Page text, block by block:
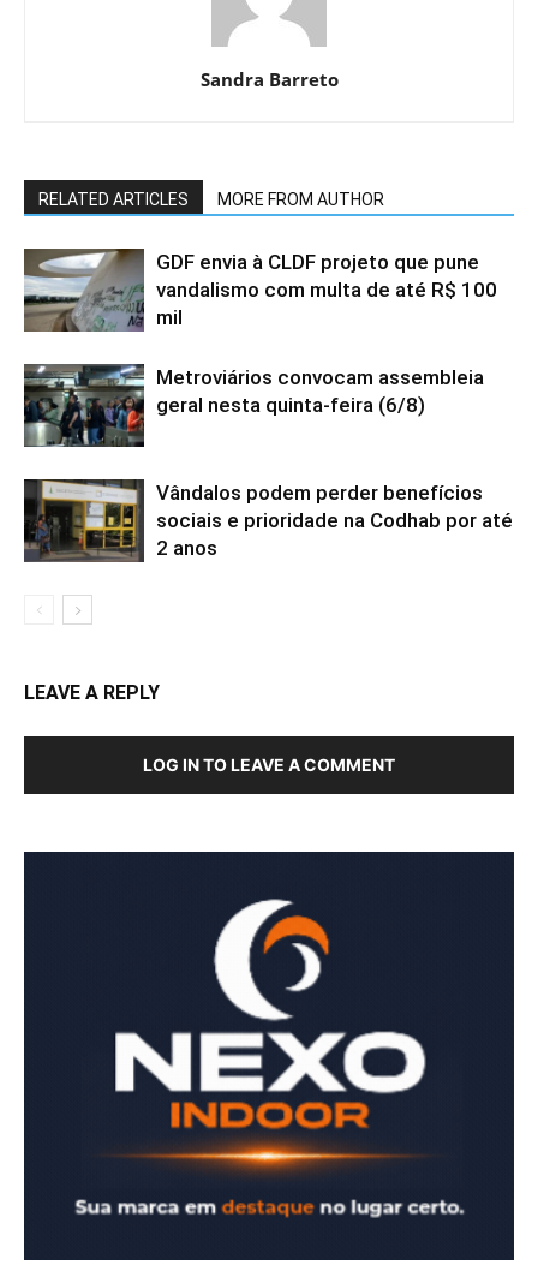
Sandra Barreto
RELATED ARTICLES MORE FROM AUTHOR
GDF envia à CLDF projeto que pune
vandalismo com multa de até R$ 100
mil
Metroviários convocam assembleia
geral nesta quinta-feira (6/8)
Vândalos podem perder benefícios
sociais e prioridade na Codhab por até
2 anos
LEAVE A REPLY
LOG IN TO LEAVE A COMMENT